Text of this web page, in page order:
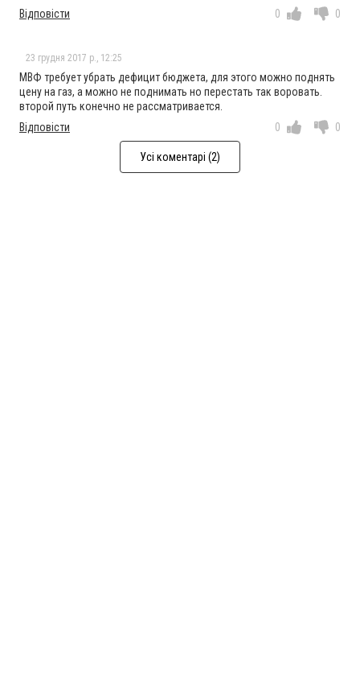
Відповісти
0 0
23 грудня 2017 р., 12:25
МВФ требует убрать дефицит бюджета, для этого можно поднять
цену на газ, а можно не поднимать но перестать так воровать.
второй путь конечно не рассматривается.
Відповісти
0 0
Усі коментарі (2)